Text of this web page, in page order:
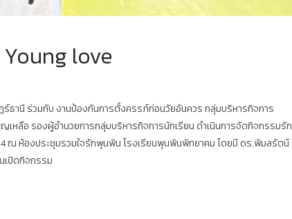
love
ธานี ร่วมกับ งานป้องกันการตั้งครรภ์ก่อนวัยอันควร กลุ่มบริหารกิจการ
หลือ รองผู้อำนวยการกลุ่มบริหารกิจการนักเรียน ดำเนินการจัดกิจกรรมรัก
ณ ห้องประชุมรวมใจรักพุนพิน โรงเรียนพุนพินพิทยาคม โดยมี ดร.พิมลรัตน์
เปิดกิจกรรม